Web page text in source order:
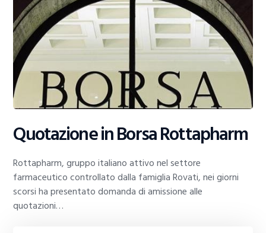
Quotazione in Borsa Rottapharm
Rottapharm, gruppo italiano attivo nel settore
farmaceutico controllato dalla famiglia Rovati, nei giorni
scorsi ha presentato domanda di amissione alle
quotazioni…